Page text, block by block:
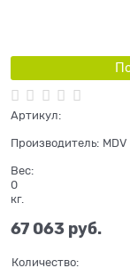
Артикул:
Производитель: MDV
Вес:
0
кг.
67 063 руб.
Количество: